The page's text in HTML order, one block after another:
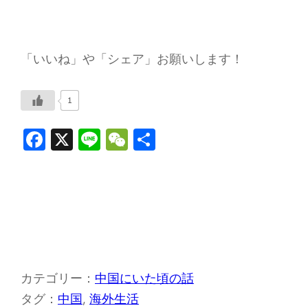
「いいね」や「シェア」お願いします！
1
F
o
k
X
Li W
カテゴリー： 中国にいた頃の話
タグ： 中国, 海外生活